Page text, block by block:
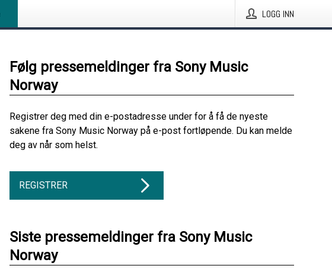
LOGG INN
Følg pressemeldinger fra Sony Music
Norway
Registrer deg med din e-postadresse under for å få de nyeste
sakene fra Sony Music Norway på e-post fortløpende. Du kan melde
deg av når som helst.
REGISTRER
Siste pressemeldinger fra Sony Music
Norway